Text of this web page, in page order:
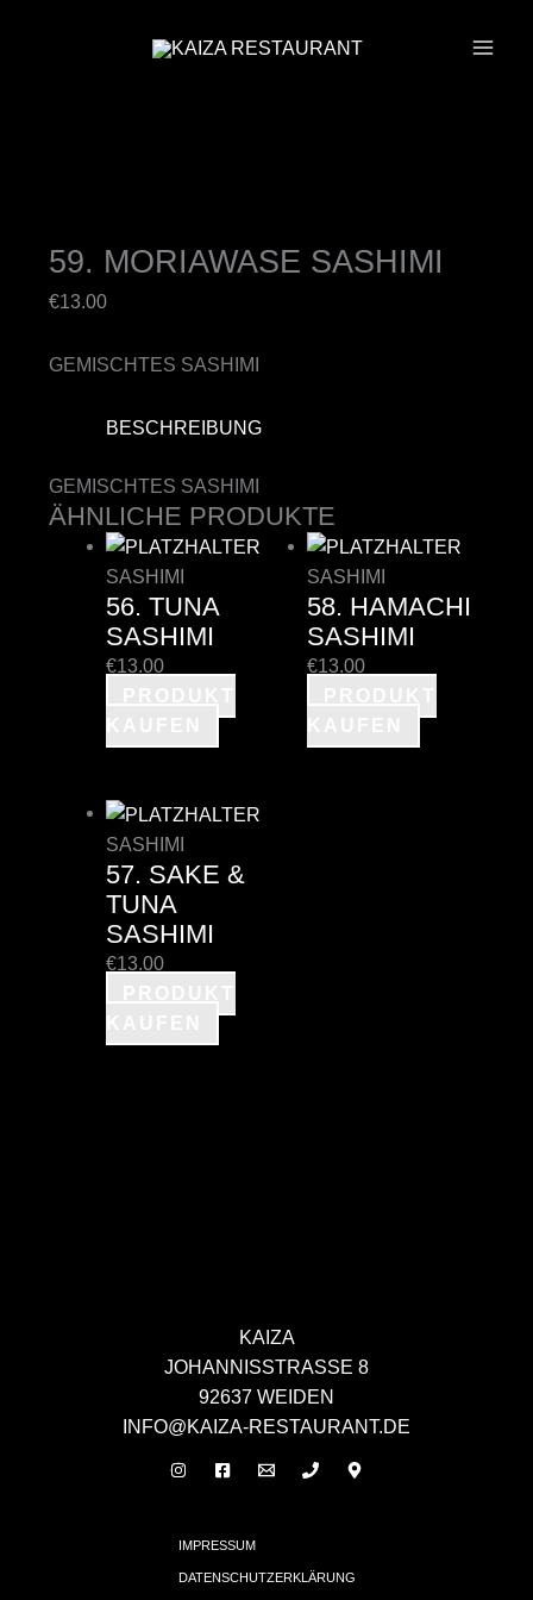
59. MORIAWASE SASHIMI
€13.00
GEMISCHTES SASHIMI
BESCHREIBUNG
GEMISCHTES SASHIMI
ÄHNLICHE PRODUKTE
SASHIMI
56. TUNA
SASHIMI
€13.00
SASHIMI
58. HAMACHI
SASHIMI
€13.00
SASHIMI
57. SAKE &
TUNA
SASHIMI
€13.00
KAIZA
JOHANNISSTRASSE 8
92637 WEIDEN
INFO@KAIZA-RESTAURANT.DE
IMPRESSUM
DATENSCHUTZERKLÄRUNG